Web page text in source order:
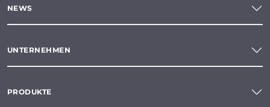
NEWS
UNTERNEHMEN
PRODUKTE